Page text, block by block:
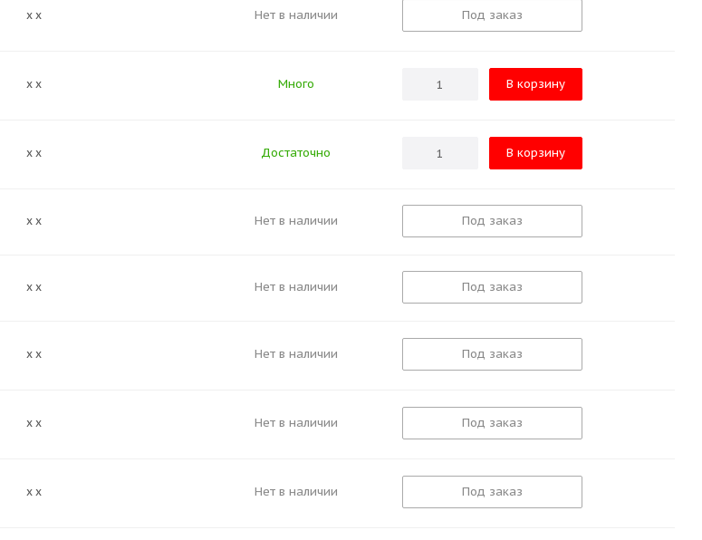
x x Нет в наличии Под заказ
x x Много В корзину
x x Достаточно В корзину
x x Нет в наличии Под заказ
x x Нет в наличии Под заказ
x x Нет в наличии Под заказ
x x Нет в наличии Под заказ
x x Нет в наличии Под заказ